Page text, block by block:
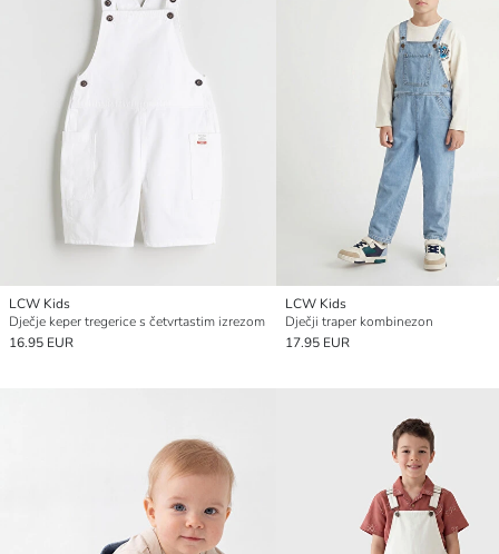
LCW Kids
Dječje keper tregerice s četvrtastim izrezom
16.95 EUR
LCW Kids
Dječji traper kombinezon
17.95 EUR